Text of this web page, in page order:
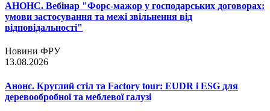
АНОНС. Вебінар "Форс-мажор у господарських договорах:
умови застосування та межі звільнення від
відповідальності"
Новини ФРУ
13.08.2026
Анонс. Круглий стіл та Factory tour: EUDR і ESG для
деревообробної та меблевої галузі